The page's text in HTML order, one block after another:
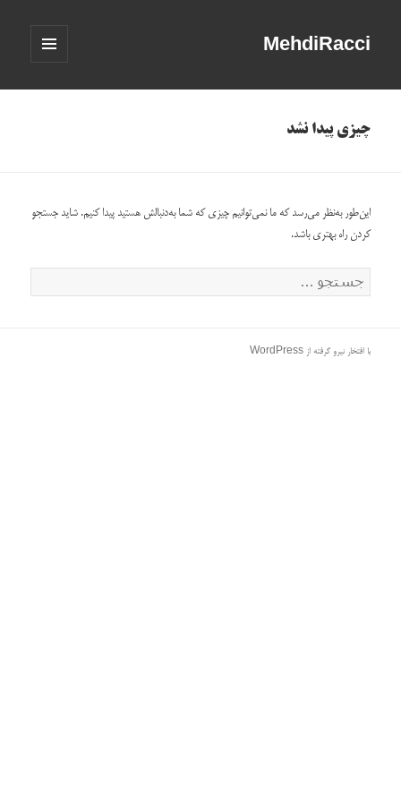
MehdiRacci
چیزی پیدا نشد
این‌طور به‌نظر می‌رسد که ما نمی‌توانیم چیزی که شما به‌دنبالش هستید پیدا کنیم. شاید جستجو
کردن راه بهتری باشد.
جستجو
برای:
با افتخار نیرو گرفته از WordPress